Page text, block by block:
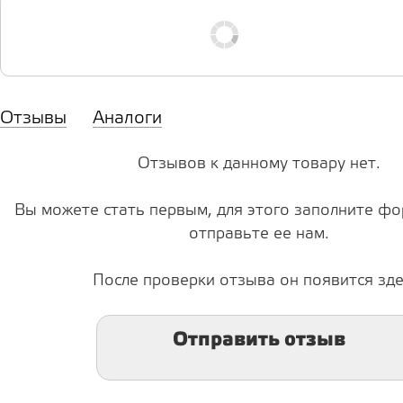
Отзывы Аналоги
Отзывов к данному товару нет.
Вы можете стать первым, для этого заполните
отправьте ее нам.
После проверки отзыва он появится
Отправить отзыв